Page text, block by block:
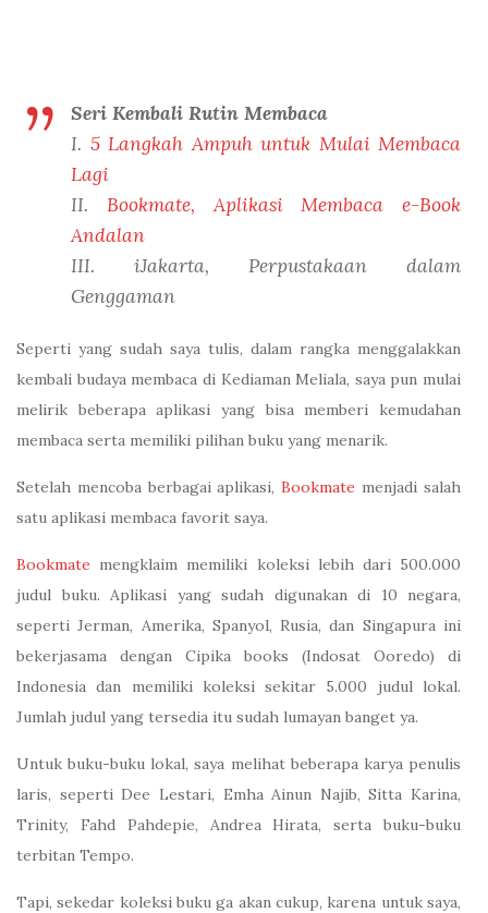
Seri Kembali Rutin Membaca
I. 5 Langkah Ampuh untuk Mulai Membaca
Lagi
II. Bookmate, Aplikasi Membaca e-Book
Andalan
III. iJakarta, Perpustakaan dalam
Genggaman
Seperti yang sudah saya tulis, dalam rangka menggalakkan
kembali budaya membaca di Kediaman Meliala, saya pun mulai
melirik beberapa aplikasi yang bisa memberi kemudahan
membaca serta memiliki pilihan buku yang menarik.
Setelah mencoba berbagai aplikasi,Bookmate menjadi salah
satu aplikasi membaca favorit saya.
Bookmate mengklaim memiliki koleksi lebih dari 500.000
judul buku. Aplikasi yang sudah digunakan di 10 negara,
seperti Jerman, Amerika, Spanyol, Rusia, dan Singapura ini
bekerjasama dengan Cipika books (Indosat Ooredo) di
Indonesia dan memiliki koleksi sekitar 5.000 judul lokal.
Jumlah judul yang tersedia itu sudah lumayan banget ya.
Untuk buku-buku lokal, saya melihat beberapa karya penulis
laris, seperti Dee Lestari, Emha Ainun Najib, Sitta Karina,
Trinity, Fahd Pahdepie, Andrea Hirata, serta buku-buku
terbitan Tempo.
Tapi, sekedar koleksi buku ga akan cukup, karena untuk saya,